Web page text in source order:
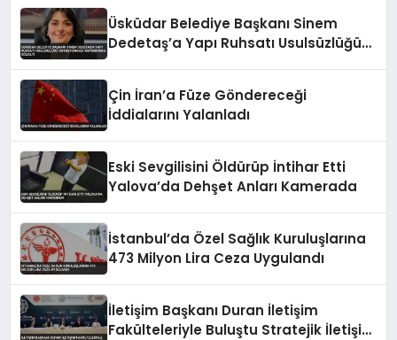
Üsküdar Belediye Başkanı Sinem
Dedetaş’a Yapı Ruhsatı Usulsüzlüğü
Çin İran’a Füze Göndereceği
İddialarını Yalanladı
Eski Sevgilisini Öldürüp İntihar Etti
Yalova’da Dehşet Anları Kamerada
İstanbul’da Özel Sağlık Kuruluşlarına
473 Milyon Lira Ceza Uygulandı
İletişim Başkanı Duran İletişim
Fakülteleriyle Buluştu Stratejik İletişim